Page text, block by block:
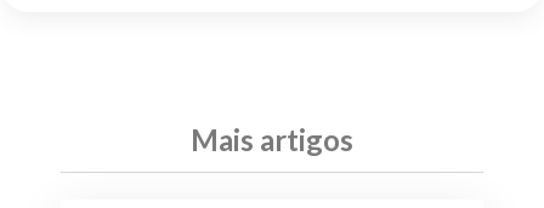
Mais artigos